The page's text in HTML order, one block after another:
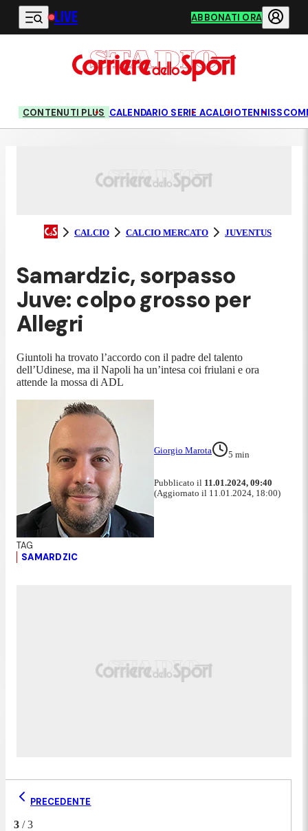
Vai al contenuto principale
LIVE ABBONATI ORA
CONTENUTI PLUS CALENDARIO SERIE ACALCIOTENNIS
CALCIO CALCIO MERCATO JUVENTUS
Samardzic, sorpasso
Juve: colpo grosso per
Allegri
Giuntoli ha trovato l’accordo con il padre del talento
dell’Udinese, ma il Napoli ha un’intesa coi friulani e ora
attende la mossa di ADL
Giorgio Marota 5 min
Pubblicato il 11.01.2024, 09:40
(Aggiornato il 11.01.2024, 18:00)
SAMARDZIC
PRECEDENTE
3 /3